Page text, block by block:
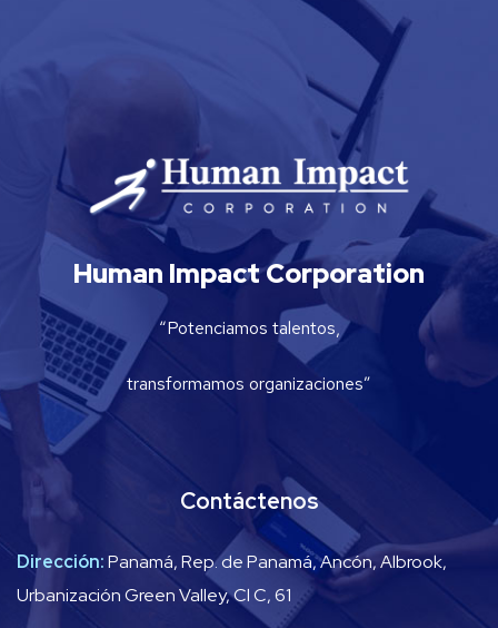
Human Impact Corporation
“Potenciamos talentos,
transformamos organizaciones”
Contáctenos
Dirección:Panamá, Rep. de Panamá, Ancón, Albrook,
Urbanización Green Valley, Cl C, 61